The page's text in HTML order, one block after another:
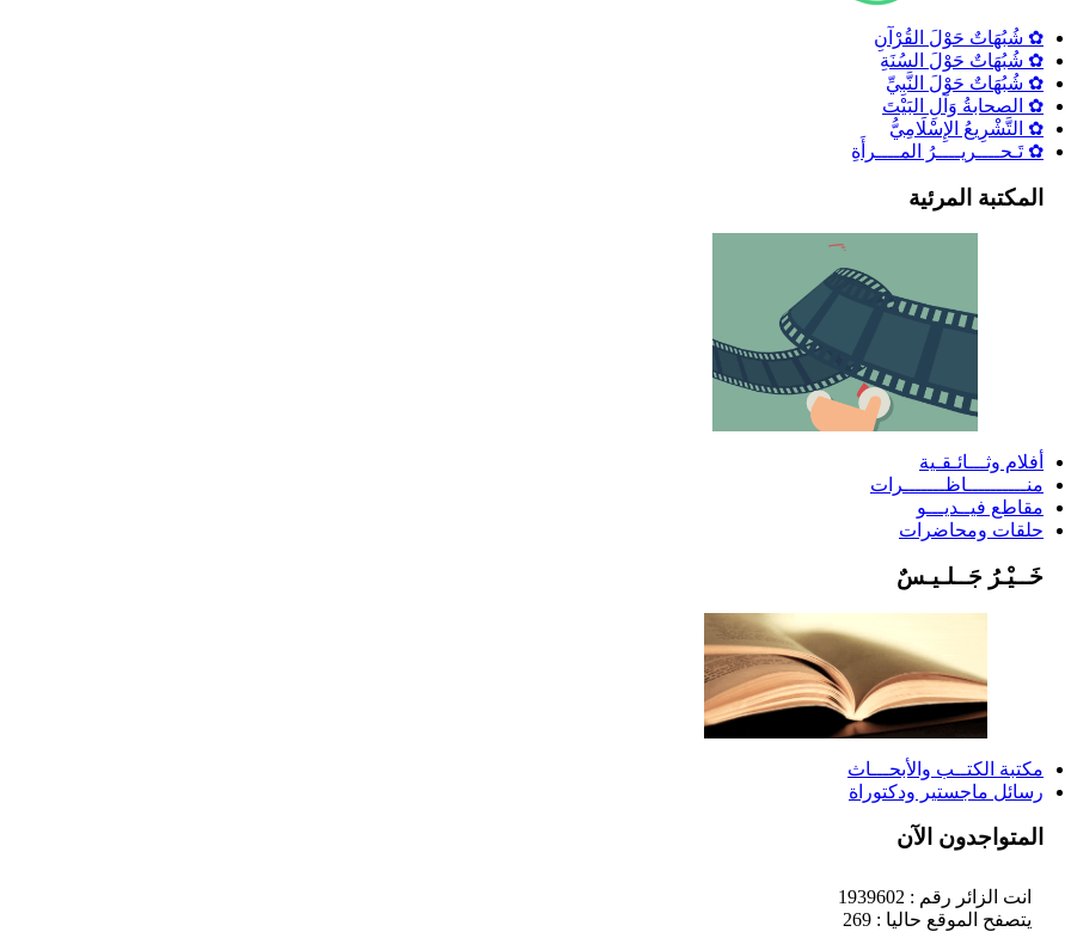
✿ شُبُهَاتٌ حَوْلَ القُرْآنِ
✿ شُبُهَاتٌ حَوْلَ السُنَةِ
✿ شُبُهَاتٌ حَوْلَ النَّبِيِّ
✿ الصحابةُ وَآلِ البَيْتَ
✿ التَّشْرِيعُ الإِسْلَامِيُّ
✿ تَـحــــريــــرُ المــــرأَةِ
المكتبة المرئية
أفلام وثـــائـقـية
منــــــــــاظـــــــرات
مقاطع فيــديـــو
حلقات ومحاضرات
خَــيْـرُ جَــلـيـسٌ
مكتبة الكتــب والأبحـــاث
رسائل ماجستير ودكتوراة
المتواجدون الآن
انت الزائر رقم : 1939602
يتصفح الموقع حاليا : 269